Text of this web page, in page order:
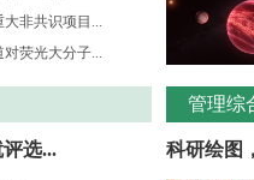
非共识项目...
荧光大分子...
选...
管理综
科研绘图